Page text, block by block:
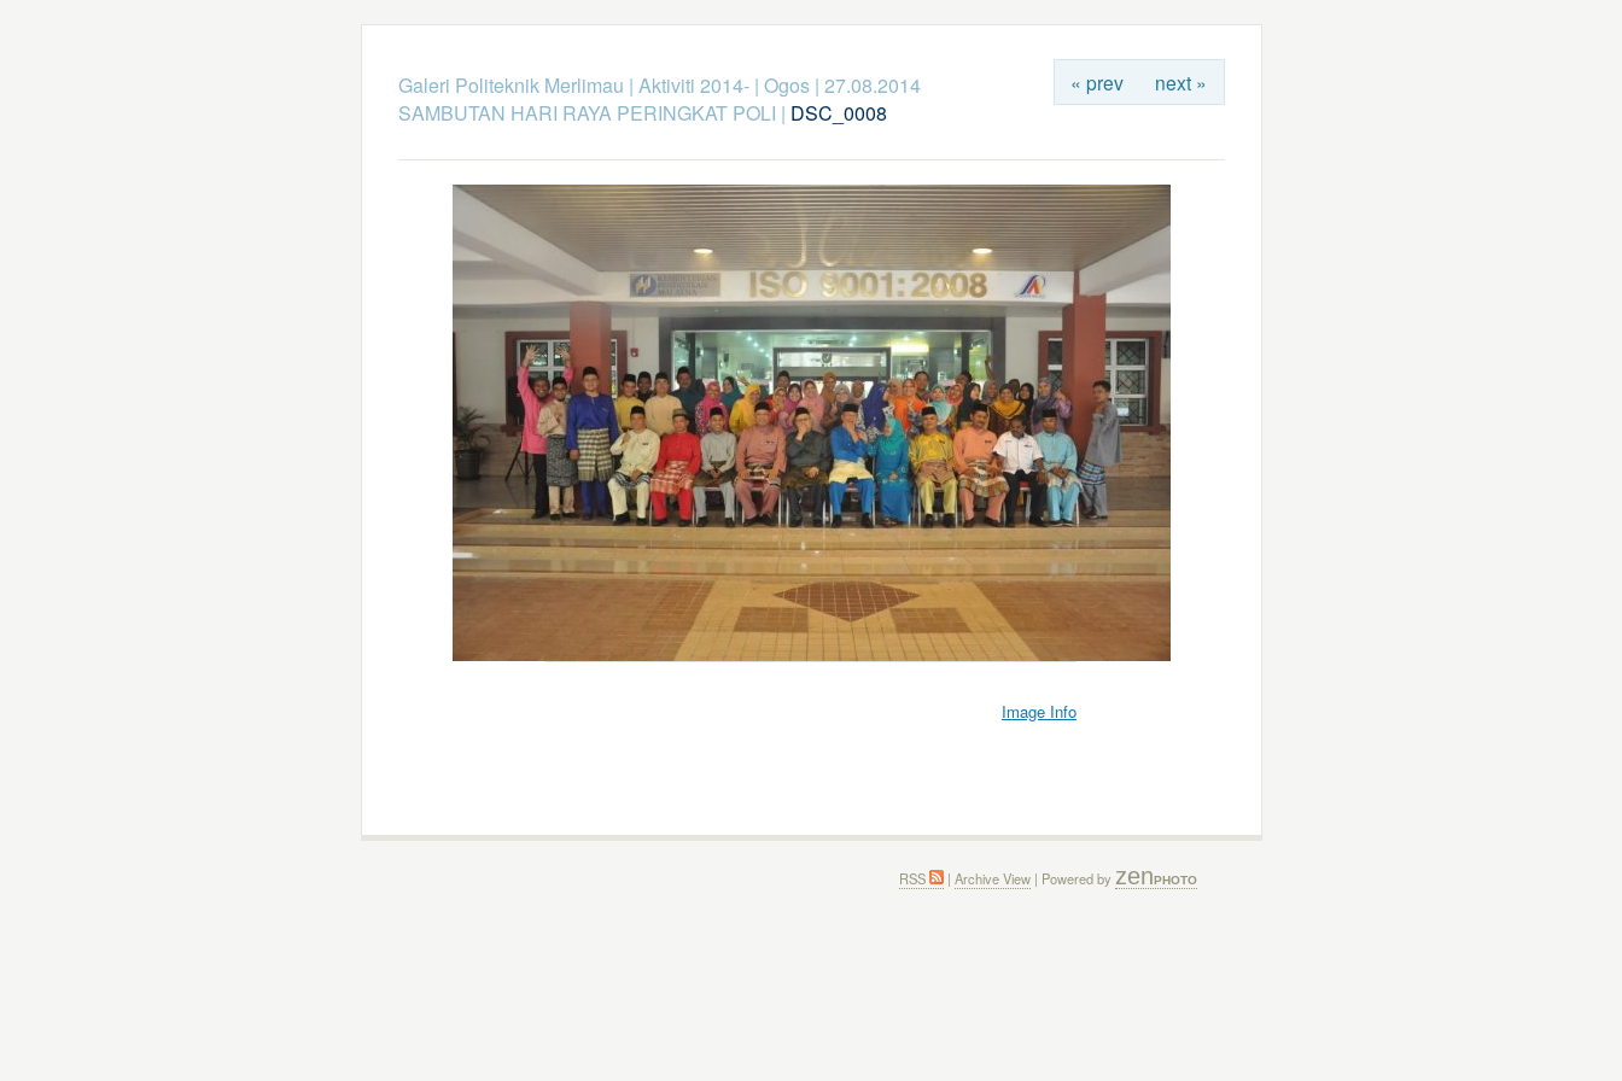
« prev next »
Galeri Politeknik Merlimau | Aktiviti 2014-| Ogos| 27.08.2014
SAMBUTAN HARI RAYA PERINGKAT POLI | DSC_0008
Image Info
RSS | Archive View | Powered by zenPHOTO